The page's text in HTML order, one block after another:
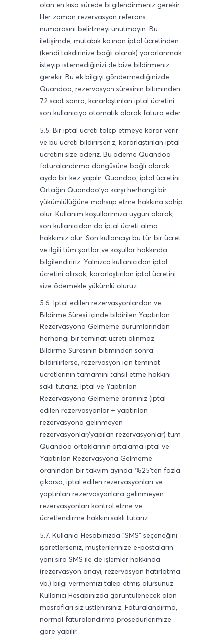
olan en kısa sürede bilgilendirmeniz gerekir.
Her zaman rezervasyon referans
numarasını belirtmeyi unutmayın. Bu
iletişimde, mutabık kalınan iptal ücretinden
(kendi takdirinize bağlı olarak) yararlanmak
isteyip istemediğinizi de bize bildirmeniz
gerekir. Bu ek bilgiyi göndermediğinizde
Quandoo, rezervasyon süresinin bitiminden
72 saat sonra, kararlaştırılan iptal ücretini
son kullanıcıya otomatik olarak fatura eder.
5.5. Bir iptal ücreti talep etmeye karar verir
ve bu ücreti bildirirseniz, kararlaştırılan iptal
ücretini size öderiz. Bu ödeme Quandoo
faturalandırma döngüsüne bağlı olarak
ayda bir kez yapılır. Quandoo, iptal ücretini
Ortağın Quandoo'ya karşı herhangi bir
yükümlülüğüne mahsup etme hakkına sahip
olur. Kullanım koşullarımıza uygun olarak,
son kullanıcıdan da iptal ücreti alma
hakkımız olur. Son kullanıcıyı bu tür bir ücret
ve ilgili tüm şartlar ve koşullar hakkında
bilgilendiririz. Yalnızca kullanıcıdan iptal
ücretini alırsak, kararlaştırılan iptal ücretini
size ödemekle yükümlü oluruz.
5.6. İptal edilen rezervasyonlardan ve
Bildirme Süresi içinde bildirilen Yaptırılan
Rezervasyona Gelmeme durumlarından
herhangi bir teminat ücreti alınmaz.
Bildirme Süresinin bitiminden sonra
bildirilirlerse, rezervasyon için teminat
ücretlerinin tamamını tahsil etme hakkını
saklı tutarız. İptal ve Yaptırılan
Rezervasyona Gelmeme oranınız (iptal
edilen rezervasyonlar + yaptırılan
rezervasyona gelinmeyen
rezervasyonlar/yapılan rezervasyonlar) tüm
Quandoo ortaklarının ortalama iptal ve
Yaptırılan Rezervasyona Gelmeme
oranından bir takvim ayında %25'ten fazla
çıkarsa, iptal edilen rezervasyonları ve
yaptırılan rezervasyonlara gelinmeyen
rezervasyonları kontrol etme ve
ücretlendirme hakkını saklı tutarız.
5.7. Kullanıcı Hesabınızda "SMS" seçeneğini
işaretlerseniz, müşterilerinize e-postaların
yanı sıra SMS ile de işlemler hakkında
(rezervasyon onayı, rezervasyon hatırlatma
vb.) bilgi vermemizi talep etmiş olursunuz.
Kullanıcı Hesabınızda görüntülenecek olan
masrafları siz üstlenirsiniz. Faturalandırma,
normal faturalandırma prosedürlerimize
göre yapılır.